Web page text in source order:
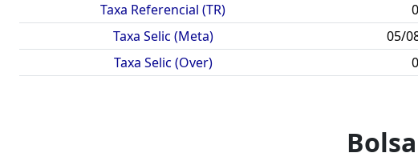
Taxa Referencial (TR)
Taxa Selic (Meta)
05/
Taxa Selic (Over)